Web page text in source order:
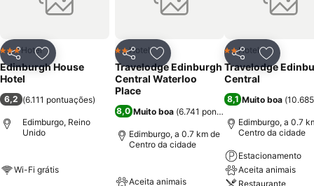
PartilharAdicionar aos favoritos
3 Estrelas
Hotel
Edinburgh House
Hotel
6,2 (6.111 pontuações)
Edimburgo, Reino
Unido
Wi-Fi grátis
PartilharAdicionar aos favoritos
2 Estrelas
Hotel
Travelodge Edinburgh
Central Waterloo
Place
8,0 Muito boa (6.741 pontuações
Edimburgo, a 0.7 km de
Centro da cidade
Aceita animais
Partilhar
2 Estrelas
Hotel
Travelodge
Central
8,1 Muito boa (
Edimburgo, a 0.7
Centro da cidade
Estacionamento
Aceita animais
Restaurante